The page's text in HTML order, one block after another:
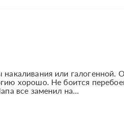
или галогенной.
хорошо. Не боится
все заменил на...